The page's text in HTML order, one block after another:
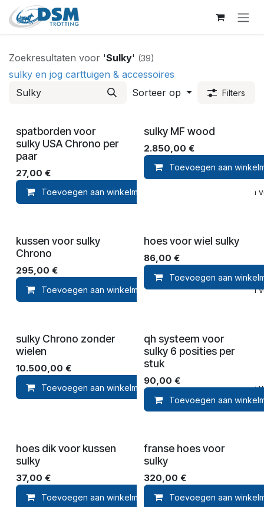
Overslaan naar inhoud
Zoekresultaten voor 'Sulky' (39)
sulky en jog carttuigen & accessoires
Sorteer op
Filters
spatborden voor
sulky USA Chrono per
paar
27,00 €
Toevoegen aan winkelmandje Toevoegen aan
sulky MF wood
2.850,00 €
Toevoegen aan
kussen voor sulky
Chrono
295,00 €
Toevoegen aan winkelmandje Toevoegen aan
hoes voor wiel sulky
86,00 €
Toevoegen aan
sulky Chrono zonder
wielen
10.500,00 €
Toevoegen aan winkelmandje Toevoegen aan
qh systeem voor
sulky 6 posities per
stuk
90,00 €
Toevoegen aan
hoes dik voor kussen
sulky
37,00 €
Toevoegen aan winkelmandje
franse hoes voor
sulky
320,00 €
Toevoegen aan